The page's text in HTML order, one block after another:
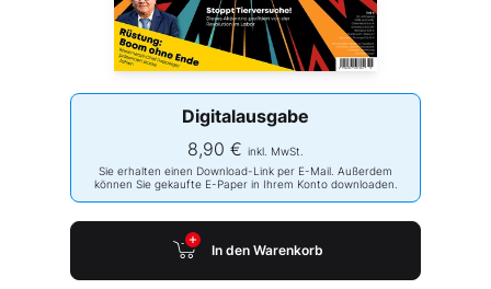
Digitalausgabe
8,90 € inkl. MwSt.
Sie erhalten einen Download-Link per E-Mail. Außerdem
können Sie gekaufte E-Paper in Ihrem Konto downloaden.
In den Warenkorb